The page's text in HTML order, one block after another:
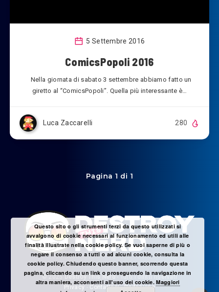
5 Settembre 2016
ComicsPopoli 2016
Nella giornata di sabato 3 settembre abbiamo fatto un
giretto al “ComicsPopoli”. Quella più interessante è…
Luca Zaccarelli 280
Pagina 1 di 1
© 2025Destroy This Nerd- Tutti i diritti riservati
Privacy
Contattaci-Redazione
Questo sito o gli strumenti terzi da questo utilizzati si
avvalgono di cookie necessari al funzionamento ed utili alle
finalità illustrate nella cookie policy. Se vuoi saperne di più o
negare il consenso a tutti o ad alcuni cookie, consulta la
cookie policy. Chiudendo questo banner, scorrendo questa
pagina, cliccando su un link o proseguendo la navigazione in
altra maniera, acconsenti all'uso dei cookie.Maggiori